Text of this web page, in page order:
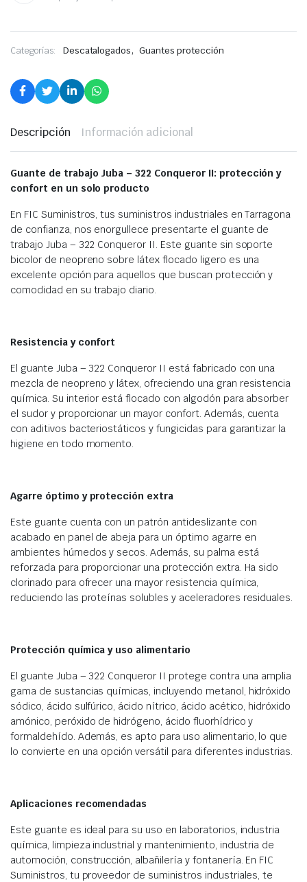
Categorías: Descatalogados, Guantes protección
Descripción Información adicional
Guante de trabajo Juba – 322 Conqueror II: protección y
confort en un solo producto
En FIC Suministros, tus suministros industriales en Tarragona
de confianza, nos enorgullece presentarte el guante de
trabajo Juba – 322 Conqueror II. Este guante sin soporte
bicolor de neopreno sobre látex flocado ligero es una
excelente opción para aquellos que buscan protección y
comodidad en su trabajo diario.
Resistencia y confort
El guante Juba – 322 Conqueror II está fabricado con una
mezcla de neopreno y látex, ofreciendo una gran resistencia
química. Su interior está flocado con algodón para absorber
el sudor y proporcionar un mayor confort. Además, cuenta
con aditivos bacteriostáticos y fungicidas para garantizar la
higiene en todo momento.
Agarre óptimo y protección extra
Este guante cuenta con un patrón antideslizante con
acabado en panel de abeja para un óptimo agarre en
ambientes húmedos y secos. Además, su palma está
reforzada para proporcionar una protección extra. Ha sido
clorinado para ofrecer una mayor resistencia química,
reduciendo las proteínas solubles y aceleradores residuales.
Protección química y uso alimentario
El guante Juba – 322 Conqueror II protege contra una amplia
gama de sustancias químicas, incluyendo metanol, hidróxido
sódico, ácido sulfúrico, ácido nítrico, ácido acético, hidróxido
amónico, peróxido de hidrógeno, ácido fluorhídrico y
formaldehído. Además, es apto para uso alimentario, lo que
lo convierte en una opción versátil para diferentes industrias.
Aplicaciones recomendadas
Este guante es ideal para su uso en laboratorios, industria
química, limpieza industrial y mantenimiento, industria de
automoción, construcción, albañilería y fontanería. En FIC
Suministros, tu proveedor de suministros industriales, te